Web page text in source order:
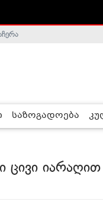
კომისია
საზოგადოება